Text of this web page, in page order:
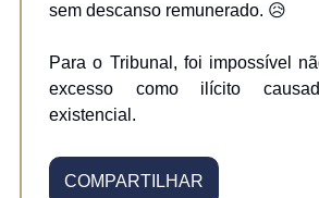
sem descanso remunerado. 😥
Para o Tribunal, foi impossível
excesso como ilícito
existencial.
COMPARTILHAR